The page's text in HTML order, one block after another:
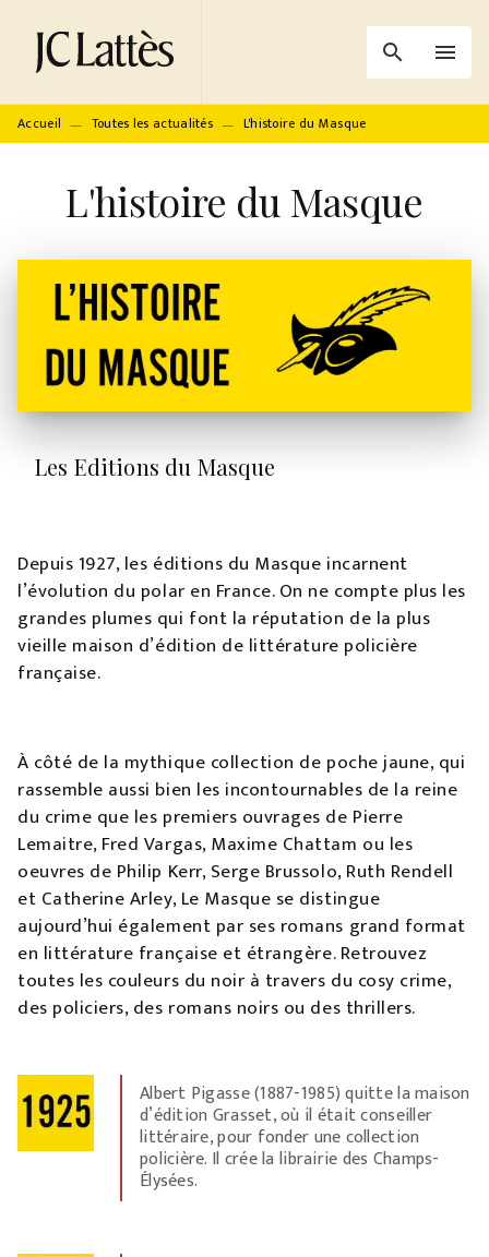
MENU RECHERCHE
PIED DE PAGE
search menu
Accueil — Toutes les actualités — L'histoire du Masque
L'histoire du Masque
Les Editions du Masque
Depuis 1927, les éditions du Masque incarnent
l’évolution du polar en France. On ne compte plus les
grandes plumes qui font la réputation de la plus
vieille maison d’édition de littérature policière
française.
À côté de la mythique collection de poche jaune, qui
rassemble aussi bien les incontournables de la reine
du crime que les premiers ouvrages de Pierre
Lemaitre, Fred Vargas, Maxime Chattam ou les
oeuvres de Philip Kerr, Serge Brussolo, Ruth Rendell
et Catherine Arley, Le Masque se distingue
aujourd’hui également par ses romans grand format
en littérature française et étrangère. Retrouvez
toutes les couleurs du noir à travers du cosy crime,
des policiers, des romans noirs ou des thrillers.
Albert Pigasse (1887-1985) quitte la maison
d’édition Grasset, où il était conseiller
littéraire, pour fonder une collection
policière. Il crée la librairie des Champs-
Élysées.